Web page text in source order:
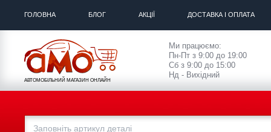
ГОЛОВНА БЛОГ АКЦІЇ ДОСТАВКА І ОПЛАТА
АВТОМОБІЛЬНИЙ МАГАЗИН ОНЛАЙН
Ми працюємо:
Пн-Пт з 9:00 до 19:00
Сб з 9:00 до 15:00
Нд - Вихідний